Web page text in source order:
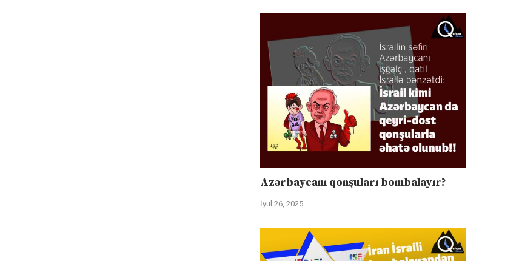
Azərbaycanı qonşuları bombalayır?
İyul 26, 2025